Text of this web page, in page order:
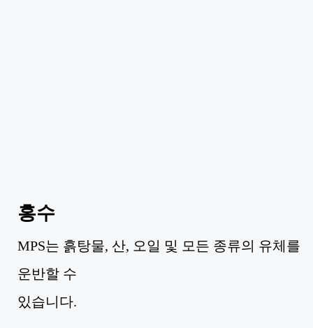
홍수
MPS는 흙탕물, 산, 오일 및 모든 종류의 유체를
운반할 수
있습니다.